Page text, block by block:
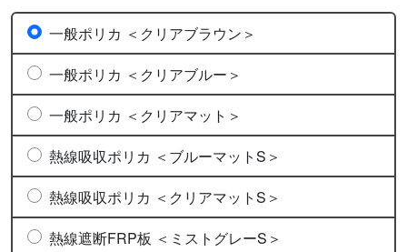
一般ポリカ ＜クリアブラウン＞
一般ポリカ ＜クリアブルー＞
一般ポリカ ＜クリアマット＞
熱線吸収ポリカ ＜ブルーマットS＞
熱線吸収ポリカ ＜クリアマットS＞
熱線遮断FRP板 ＜ミストグレーS＞